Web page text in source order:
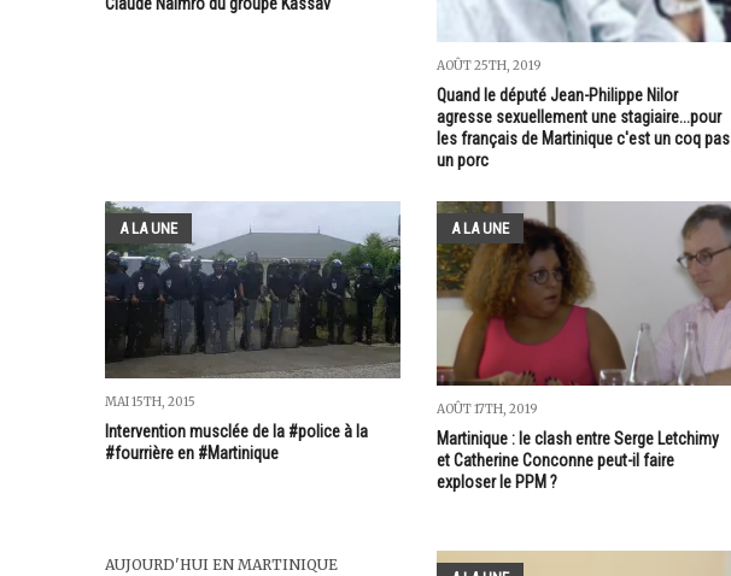
Claude Naimro du groupe Kassav
AOÛT 25TH, 2019
Quand le député Jean-Philippe Nilor
agresse sexuellement une stagiaire...pour
les français de Martinique c'est un coq pas
un porc
A LA UNE
MAI 15TH, 2015
Intervention musclée de la #police à la
#fourrière en #Martinique
A LA UNE
AOÛT 17TH, 2019
Martinique : le clash entre Serge Letchimy
et Catherine Conconne peut-il faire
exploser le PPM ?
AUJOURD'HUI EN MARTINIQUE